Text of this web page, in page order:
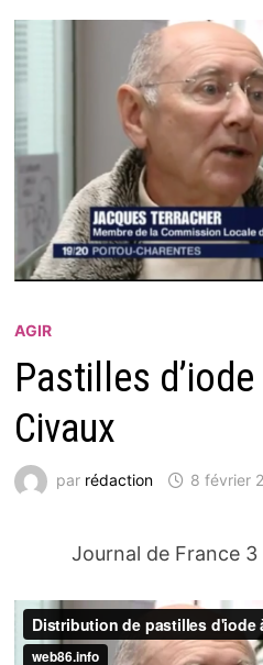
AGIR
Pastilles
Civaux
par rédaction 8 février
Journal de France